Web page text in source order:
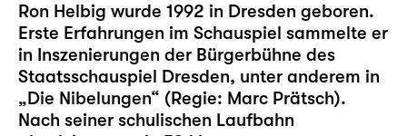
Ron Helbig wurde 1992 in Dresden geboren.
Erste Erfahrungen im Schauspiel sammelte er
in Inszenierungen der Bürgerbühne des
Staatsschauspiel Dresden, unter anderem in
„Die Nibelungen“ (Regie: Marc Prätsch).
Nach seiner schulischen Laufbahn